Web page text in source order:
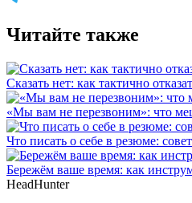
Читайте также
Сказать нет: как тактично
«Мы вам не перезвоним»: что
Что писать о себе в резюме:
Бережём ваше время: как
HeadHunter